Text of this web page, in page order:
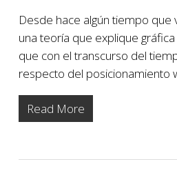
Desde hace algún tiempo
una teoría que explique
que con el transcurso del
respecto del posicionamiento
Read More